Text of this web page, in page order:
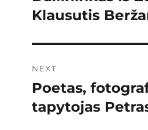
post:
Klausutis
NEXT
Next
post:
Poetas,
tapytojas